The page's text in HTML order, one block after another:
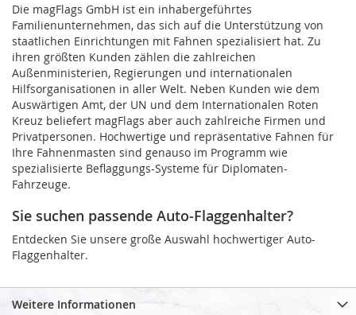
Die magFlags GmbH ist ein inhabergeführtes
Familienunternehmen, das sich auf die Unterstützung von
staatlichen Einrichtungen mit Fahnen spezialisiert hat. Zu
ihren größten Kunden zählen die zahlreichen
Außenministerien, Regierungen und internationalen
Hilfsorganisationen in aller Welt. Neben Kunden wie dem
Auswärtigen Amt, der UN und dem Internationalen Roten
Kreuz beliefert magFlags aber auch zahlreiche Firmen und
Privatpersonen. Hochwertige und repräsentative Fahnen für
Ihre Fahnenmasten sind genauso im Programm wie
spezialisierte Beflaggungs-Systeme für Diplomaten-
Fahrzeuge.
Sie suchen passende Auto-Flaggenhalter?
Entdecken Sie unsere große Auswahl hochwertiger Auto-
Flaggenhalter.
Weitere Informationen